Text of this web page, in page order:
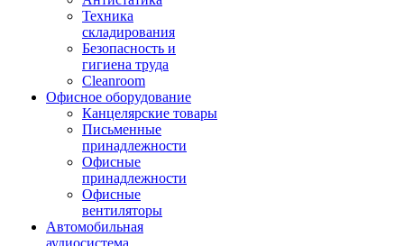
Техника
складирования
Безопасность и
гигиена труда
Cleanroom
Офисное оборудование
Канцелярские товары
Письменные
принадлежности
Офисные
принадлежности
Офисные
вентиляторы
Автомобильная
аудиосистема